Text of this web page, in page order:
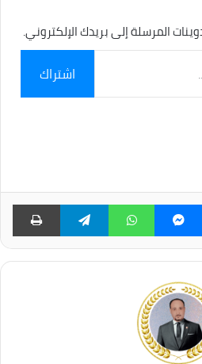
المرسلة إلى بريدك الإلكتروني.
اشتراك
لينكدإن ماسنجر واتساب تيلقرام